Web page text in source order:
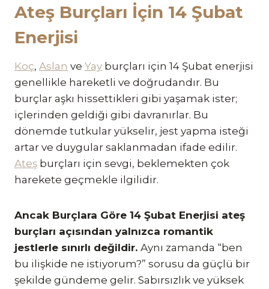
Ateş Burçları İçin 14 Şubat
Enerjisi
Koç, Aslan ve Yay burçları için 14 Şubat enerjisi
genellikle hareketli ve doğrudandır. Bu
burçlar aşkı hissettikleri gibi yaşamak ister;
içlerinden geldiği gibi davranırlar. Bu
dönemde tutkular yükselir, jest yapma isteği
artar ve duygular saklanmadan ifade edilir.
Ateş burçları için sevgi, beklemekten çok
harekete geçmekle ilgilidir.
Ancak Burçlara Göre 14 Şubat Enerjisi ateş
burçları açısından yalnızca romantik
jestlerle sınırlı değildir. Aynı zamanda “ben
bu ilişkide ne istiyorum?” sorusu da güçlü bir
şekilde gündeme gelir. Sabırsızlık ve yüksek